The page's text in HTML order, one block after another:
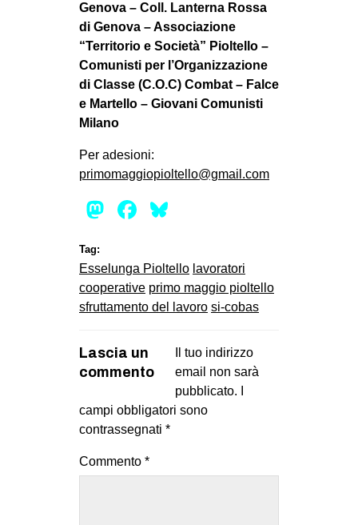
Genova – Coll. Lanterna Rossa
di Genova – Associazione
“Territorio e Società” Pioltello –
Comunisti per l’Organizzazione
di Classe (C.O.C) Combat – Falce
e Martello – Giovani Comunisti
Milano
Per adesioni:
primomaggiopioltello@gmail.com
Mastodon
Facebook
Tag:
Esselunga Pioltello lavoratori
cooperative primo maggio pioltello
sfruttamento del lavoro si-cobas
Lascia un
commento
Il tuo indirizzo
email non sarà
pubblicato.
campi obbligatori sono
contrassegnati *
Commento *